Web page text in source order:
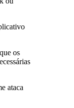
os
ataca